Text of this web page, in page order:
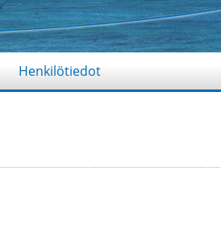
Henkilötiedot